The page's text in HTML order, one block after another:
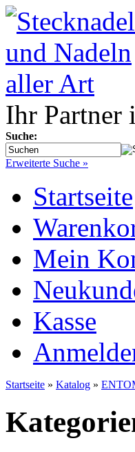
Ihr Partner
Suche:
Erweiterte Suche »
Startseite
Mein
Kasse
Startseite » Katalog »